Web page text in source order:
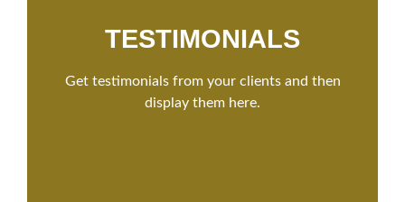
TESTIMONIALS
Get testimonials from your clients and then
display them here.